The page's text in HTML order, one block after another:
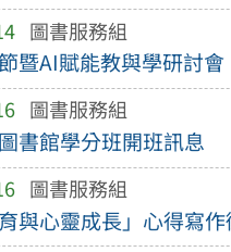
圖書服務組
暨AI賦能教與學研討會
圖書服務組
書館學分班開班訊息
圖書服務組
育與心靈成長」心得寫